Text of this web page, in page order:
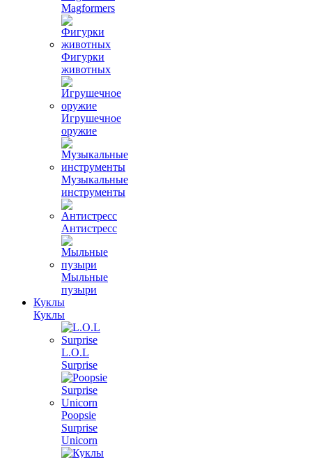
Magformers
Фигурки
животных
Игрушечное
оружие
Музыкальные
инструменты
Антистресс
Мыльные
пузыри
Куклы
Куклы
L.O.L
Surprise
Poopsie
Surprise
Unicorn